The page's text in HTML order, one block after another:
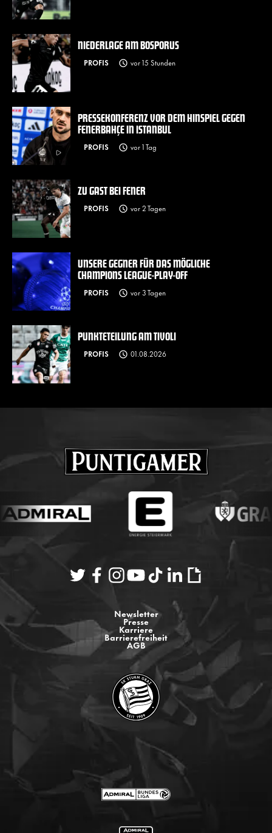
NIEDERLAGE AM BOSPORUS
PROFIS vor 15 Stunden
PRESSEKONFERENZ VOR DEM HINSPIEL GEGEN
FENERBAHÇE IN ISTANBUL
PROFIS vor 1 Tag
ZU GAST BEI FENER
PROFIS vor 2 Tagen
UNSERE GEGNER FÜR DAS MÖGLICHE
CHAMPIONS LEAGUE-PLAY-OFF
PROFIS vor 3 Tagen
PUNKTETEILUNG AM TIVOLI
PROFIS 01.08.2026
Newsletter
Presse
Karriere
Barrierefreiheit
AGB